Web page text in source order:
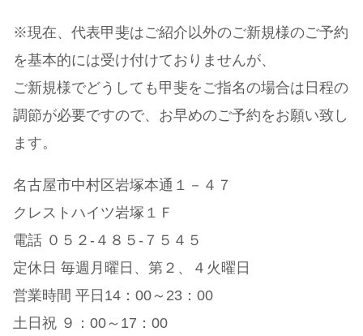
※現在、代表甲斐はご紹介以外のご新規様のご予約
を基本的には受け付けておりませんが、
ご新規様でどうしても甲斐をご指名の場合は日程の
調節が必要ですので、お早めのご予約をお願い致し
ます。
名古屋市中村区岩塚本通１－４７
クレストハイツ岩塚１Ｆ
電話 ０５２-４８５-７５４５
定休日 毎週月曜日、第２、４火曜日
営業時間 平日14：00～23：00
土日祝 ９：00～17：00